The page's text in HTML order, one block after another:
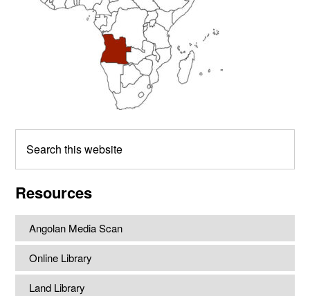
this
Resources
Angolan Media Scan
Online Library
Land Library